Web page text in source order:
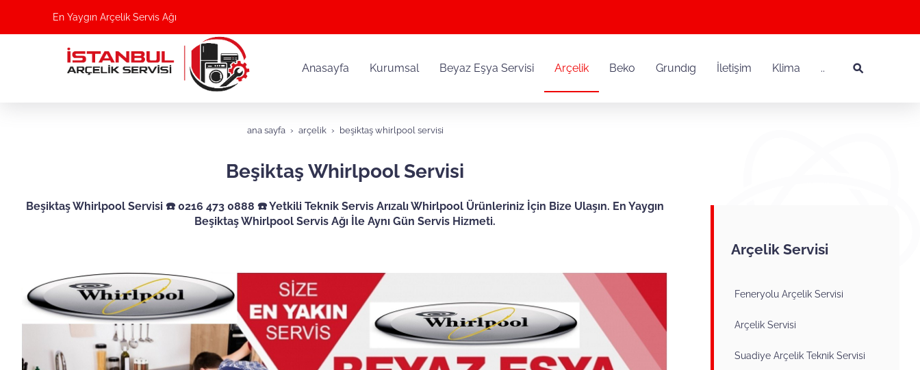
En Yaygın Arçelik Servis Ağı
Anasayfa Kurumsal Beyaz Eşya Servisi Arçelik Beko Grundıg İletişim Klima ..
ana sayfa arçelik beşiktaş whirlpool servisi
Beşiktaş Whirlpool Servisi
Beşiktaş Whirlpool Servisi ☎️ 0216 473 0888 ☎️ Yetkili Teknik Servis Arızalı Whirlpool Ürünleriniz İçin Bize Ulaşın. En Yaygın
Beşiktaş Whirlpool Servis Ağı İle Aynı Gün Servis Hizmeti.
Arçelik Servisi
Feneryolu Arçelik Servisi
Arçelik Servisi
Suadiye Arçelik Teknik Servisi